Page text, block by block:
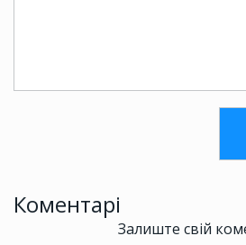
Коментарі
Залиште свій